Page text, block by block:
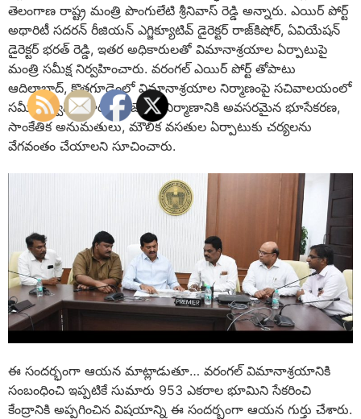
తెలంగాణ రాష్ట్ర మంత్రి పొంగులేటి శ్రీనివాస్ రెడ్డి అన్నారు. ఎయిర్ పోర్ట్
అథారిటీ సదరన్ రీజియన్ ఎగ్జిక్యూటివ్ డైరెక్టర్ రాజ్‌కిషోర్, ఏవియేషన్
డైరెక్టర్ భరత్ రెడ్డి, ఇతర అధికారులతో విమానాశ్రయాల ఏర్పాటుపై
మంత్రి సమీక్ష నిర్వహించారు. వరంగల్ ఎయిర్ పోర్ట్ తోపాటు
ఆదిలాబాద్, కొత్తగూడెంలో విమానాశ్రయాల నిర్మాణంపై సచివాలయంలో
సమీక్ష నిర్వహించారు. ప్రాజెక్టుల నిర్మాణానికి అవసరమైన భూసేకరణ,
సాంకేతిక అనుమతులు, మౌలిక వసతుల ఏర్పాటుకు చర్యలను
వేగవంతం చేయాలని సూచించారు.
ఈ సందర్భంగా ఆయన మాట్లాడుతూ… వరంగల్ విమానాశ్రయానికి
సంబంధించి ఇప్పటికే సుమారు 953 ఎకరాల భూమిని సేకరించి
కేంద్రానికి అప్పగించిన విషయాన్ని ఈ సందర్బంగా ఆయన గుర్తు చేశారు.